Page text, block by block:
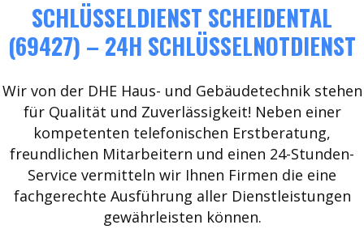
SCHLÜSSELDIENST SCHEIDENTAL
(69427) – 24H SCHLÜSSELNOTDIENST
Wir von der DHE Haus- und Gebäudetechnik stehen
für Qualität und Zuverlässigkeit! Neben einer
kompetenten telefonischen Erstberatung,
freundlichen Mitarbeitern und einen 24-Stunden-
Service vermitteln wir Ihnen Firmen die eine
fachgerechte Ausführung aller Dienstleistungen
gewährleisten können.